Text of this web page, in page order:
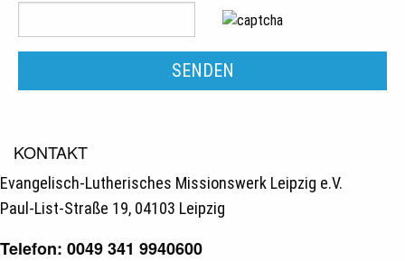
KONTAKT
Evangelisch-Lutherisches Missionswerk Leipzig e.V.
Paul-List-Straße 19, 04103 Leipzig
Telefon: 0049 341 9940600